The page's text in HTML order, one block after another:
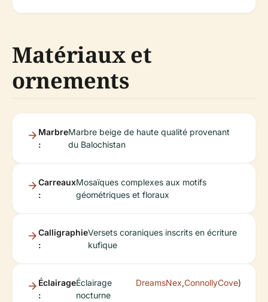
Matériaux et
ornements
Marbre
:
Marbre beige de haute qualité provenant
du Balochistan
Carreaux
:
Mosaïques complexes aux motifs
géométriques et floraux
Calligraphie
:
Versets coraniques inscrits en écriture
kufique
Éclairage
:
Éclairage
nocturne
DreamsNex,ConnollyCove)